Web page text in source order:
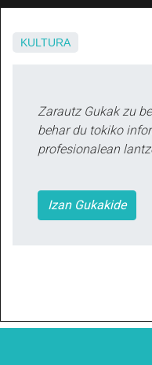
KULTURA
Zarautz Gukak zu
behar du tokiko
profesionalean
Izan Gukakide